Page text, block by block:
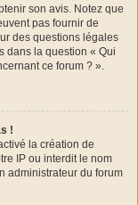
son avis. Notez que
pas fournir de
des questions légales
dans la question « Qui
ce forum ? ».
!
la création de
IP ou interdit le nom
administrateur du forum